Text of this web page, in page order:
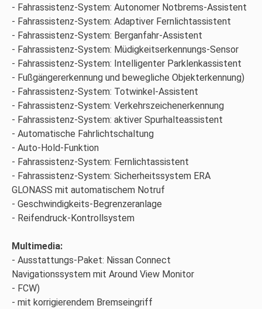
Fahrassistenz-System: Autonomer Notbrems-Assistent
Fahrassistenz-System: Adaptiver Fernlichtassistent
Fahrassistenz-System: Berganfahr-Assistent
Fahrassistenz-System: Müdigkeitserkennungs-Sensor
Fahrassistenz-System: Intelligenter Parklenkassistent
Fußgängererkennung und bewegliche Objekterkennung)
Fahrassistenz-System: Totwinkel-Assistent
Fahrassistenz-System: Verkehrszeichenerkennung
Fahrassistenz-System: aktiver Spurhalteassistent
Automatische Fahrlichtschaltung
Auto-Hold-Funktion
Fahrassistenz-System: Fernlichtassistent
Fahrassistenz-System: Sicherheitssystem ERA
GLONASS mit automatischem Notruf
Geschwindigkeits-Begrenzeranlage
Reifendruck-Kontrollsystem
Multimedia:
Ausstattungs-Paket: Nissan Connect
Navigationssystem mit Around View Monitor
FCW)
mit korrigierendem Bremseingriff